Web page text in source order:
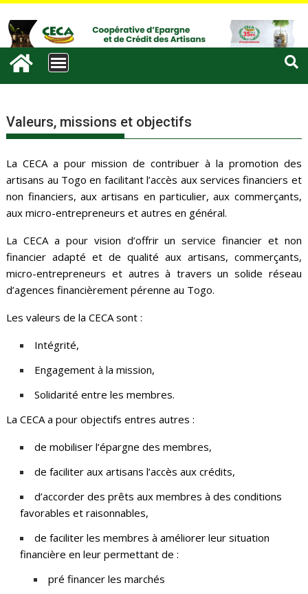
Valeurs, missions et objectifs
La CECA a pour mission de contribuer à la promotion des
artisans au Togo en facilitant l’accès aux services financiers et
non financiers, aux artisans en particulier, aux commerçants,
aux micro-entrepreneurs et autres en général.
La CECA a pour vision d’offrir un service financier et non
financier adapté et de qualité aux artisans, commerçants,
micro-entrepreneurs et autres à travers un solide réseau
d’agences financièrement pérenne au Togo.
Les valeurs de la CECA sont :
Intégrité,
Engagement à la mission,
Solidarité entre les membres.
La CECA a pour objectifs entres autres :
de mobiliser l’épargne des membres,
de faciliter aux artisans l’accès aux crédits,
d’accorder des prêts aux membres à des conditions
favorables et raisonnables,
de faciliter les membres à améliorer leur situation
financière en leur permettant de :
pré financer les marchés